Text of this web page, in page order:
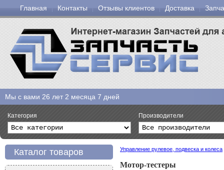
Главная Контакты Отзывы клиентов Доставка
Мы с вами 26 лет 2 месяца 7 дней
Категория Производители
Каталог товаров Управление рулевое, подвеска и колеса
Мотор-тестеры